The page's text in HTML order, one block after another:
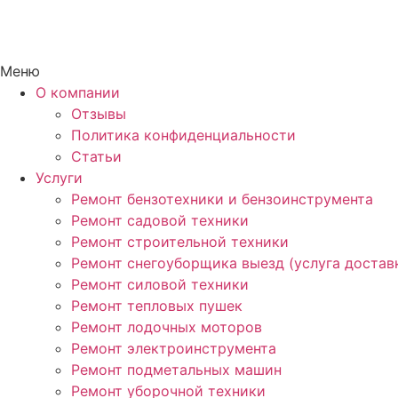
Меню
О компании
Отзывы
Политика конфиденциальности
Статьи
Услуги
Ремонт бензотехники и бензоинструмента
Ремонт садовой техники
Ремонт строительной техники
Ремонт снегоуборщика выезд (услуга
Ремонт силовой техники
Ремонт тепловых пушек
Ремонт лодочных моторов
Ремонт электроинструмента
Ремонт подметальных машин
Ремонт уборочной техники